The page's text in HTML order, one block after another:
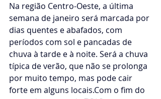
Na região Centro-Oeste, a última
semana de janeiro será marcada por
dias quentes e abafados, com
períodos com sol e pancadas de
chuva à tarde e à noite. Será a chuva
típica de verão, que não se prolonga
por muito tempo, mas pode cair
forte em alguns locais.Com o fim do